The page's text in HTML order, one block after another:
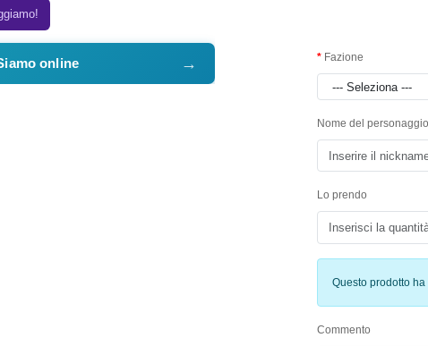
online → Fazione
Nome del personaggio
Lo prendo
Questo prodotto
Commento